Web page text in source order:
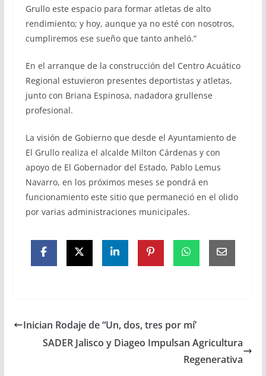
Grullo este espacio para formar atletas de alto
rendimiento; y hoy, aunque ya no esté con nosotros,
cumpliremos ese sueño que tanto anheló.”
En el arranque de la construcción del Centro Acuático
Regional estuvieron presentes deportistas y atletas,
junto con Briana Espinosa, nadadora grullense
profesional.
La visión de Gobierno que desde el Ayuntamiento de
El Grullo realiza el alcalde Milton Cárdenas y con
apoyo de El Gobernador del Estado, Pablo Lemus
Navarro, en los próximos meses se pondrá en
funcionamiento este sitio que permaneció en el olido
por varias administraciones municipales.
Inician Rodaje de “Un, dos, tres por mí’
SADER Jalisco y Diageo Impulsan Agricultura
Regenerativa